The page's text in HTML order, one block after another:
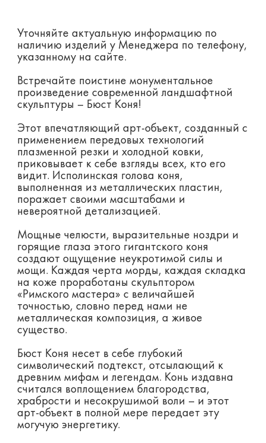
Уточняйте актуальную информацию по
наличию изделий у Менеджера по телефону,
указанному на сайте.
Встречайте поистине монументальное
произведение современной ландшафтной
скульптуры – Бюст Коня!
Этот впечатляющий арт-объект, созданный с
применением передовых технологий
плазменной резки и холодной ковки,
приковывает к себе взгляды всех, кто его
видит. Исполинская голова коня,
выполненная из металлических пластин,
поражает своими масштабами и
невероятной детализацией.
Мощные челюсти, выразительные ноздри и
горящие глаза этого гигантского коня
создают ощущение неукротимой силы и
мощи. Каждая черта морды, каждая складка
на коже проработаны скульптором
«Римского мастера» с величайшей
точностью, словно перед нами не
металлическая композиция, а живое
существо.
Бюст Коня несет в себе глубокий
символический подтекст, отсылающий к
древним мифам и легендам. Конь издавна
считался воплощением благородства,
храбрости и несокрушимой воли – и этот
арт-объект в полной мере передает эту
могучую энергетику.